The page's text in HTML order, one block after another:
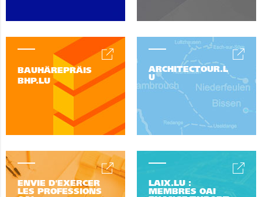
BAUHÄREPRÄIS
BHP.LU
ARCHITECTOUR.L
U
ENVIE D'EXERCER
LES PROFESSIONS
LAIX.LU :
MEMBRES OAI